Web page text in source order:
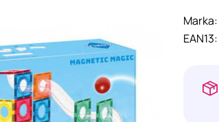
Marka:
EAN13: